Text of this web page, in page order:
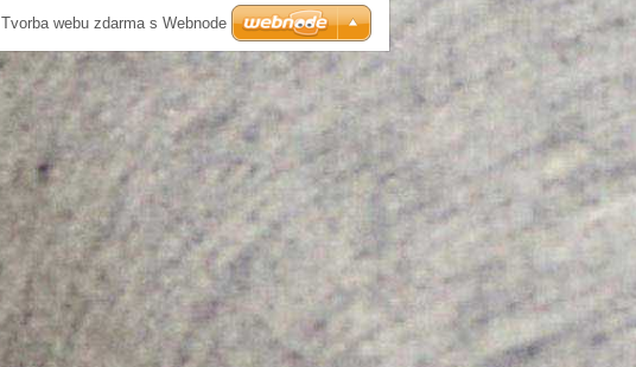
Tvorba webu zdarma s Webnode